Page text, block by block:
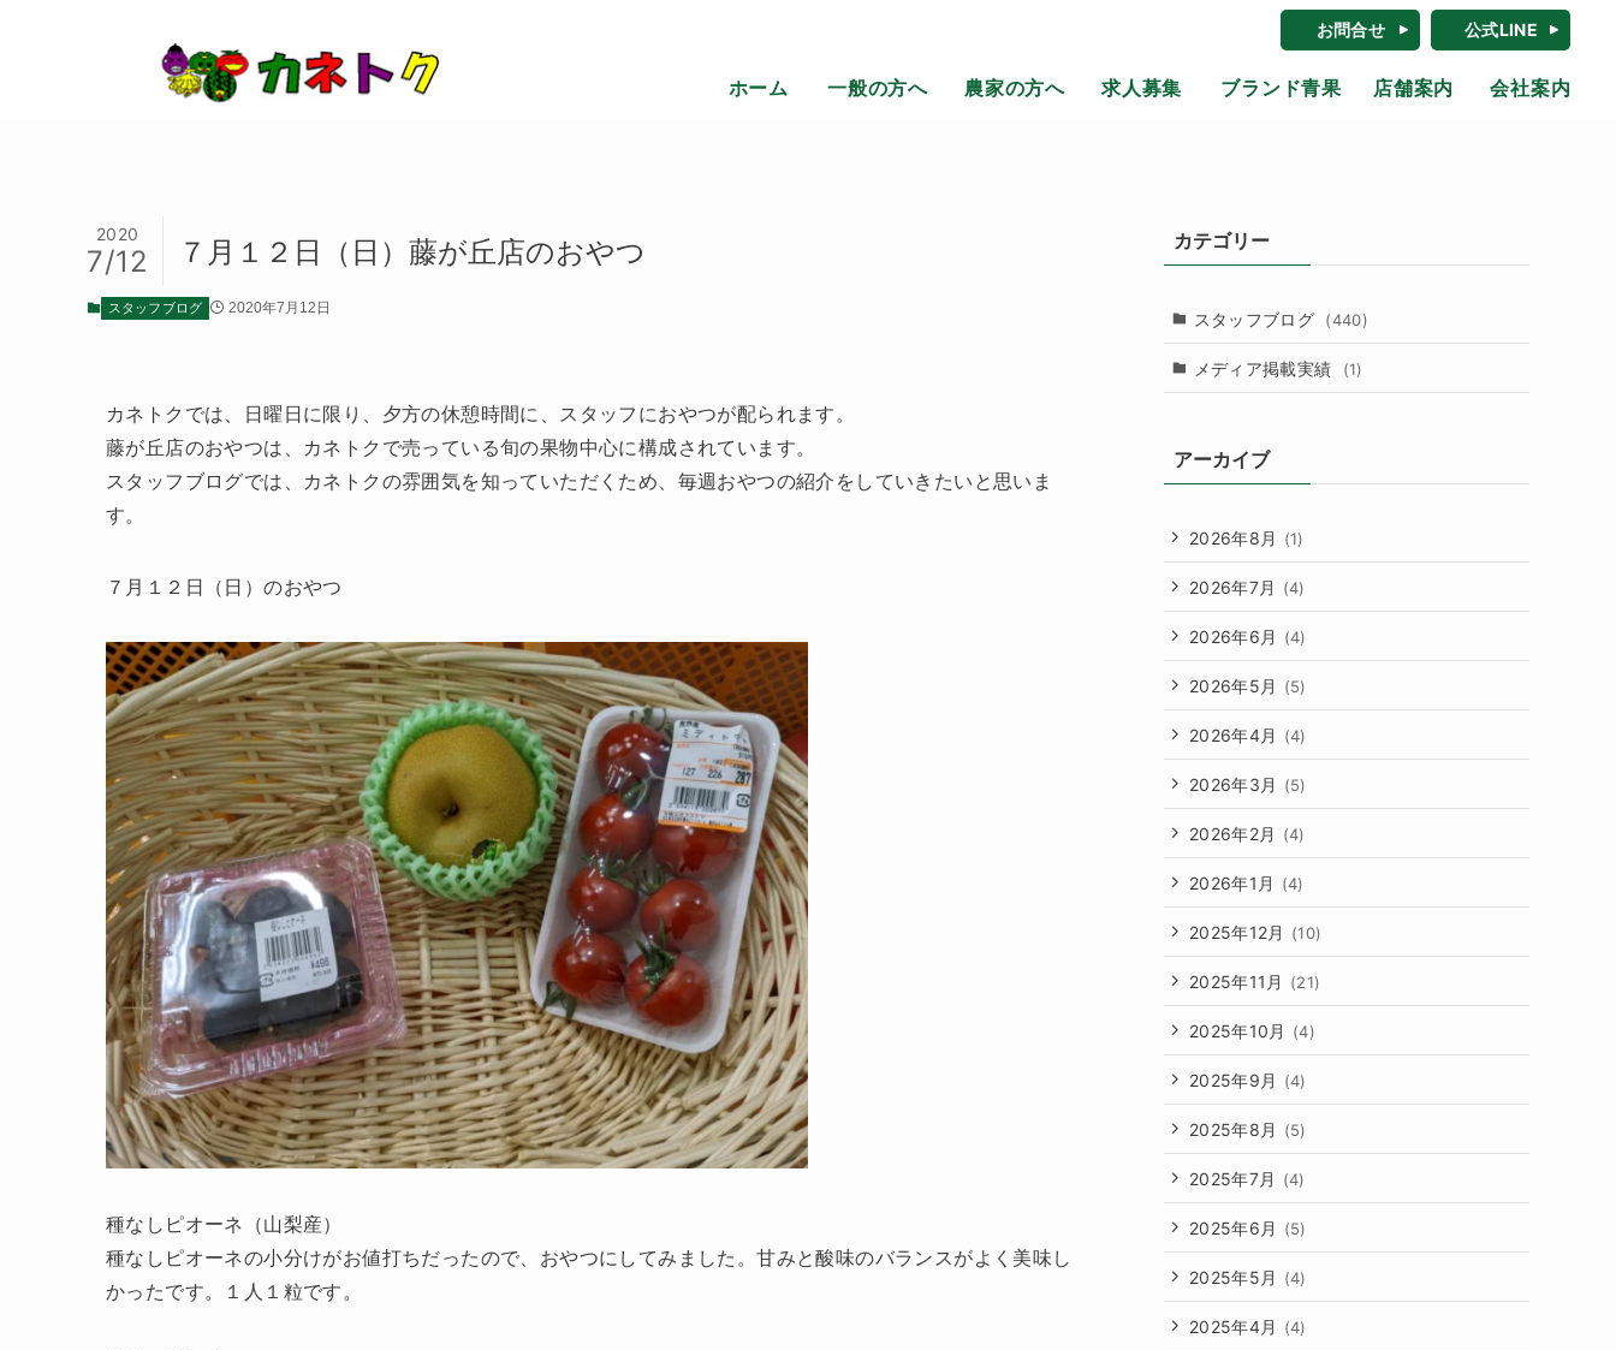
お問合せ 公式LINE
ホーム 一般の方へ 農家の方へ 求人募集 ブランド青果 店舗案内 会社案内
７月１２日（日）藤が丘店のおやつ
2020
7/12
スタッフブログ 2020年7月12日
カネトクでは、日曜日に限り、夕方の休憩時間に、スタッフにおやつが配られます。
藤が丘店のおやつは、カネトクで売っている旬の果物中心に構成されています。
スタッフブログでは、カネトクの雰囲気を知っていただくため、毎週おやつの紹介をしていきたいと思いま
す。
７月１２日（日）のおやつ
種なしピオーネ（山梨産）
種なしピオーネの小分けがお値打ちだったので、おやつにしてみました。甘みと酸味のバランスがよく美味し
かったです。１人１粒です。
カテゴリー
スタッフブログ (440)
メディア掲載実績 (1)
アーカイブ
2026年8月 (1)
2026年7月 (4)
2026年6月 (4)
2026年5月 (5)
2026年4月 (4)
2026年3月 (5)
2026年2月 (4)
2026年1月 (4)
2025年12月 (10)
2025年11月 (21)
2025年10月 (4)
2025年9月 (4)
2025年8月 (5)
2025年7月 (4)
2025年6月 (5)
2025年5月 (4)
2025年4月 (4)